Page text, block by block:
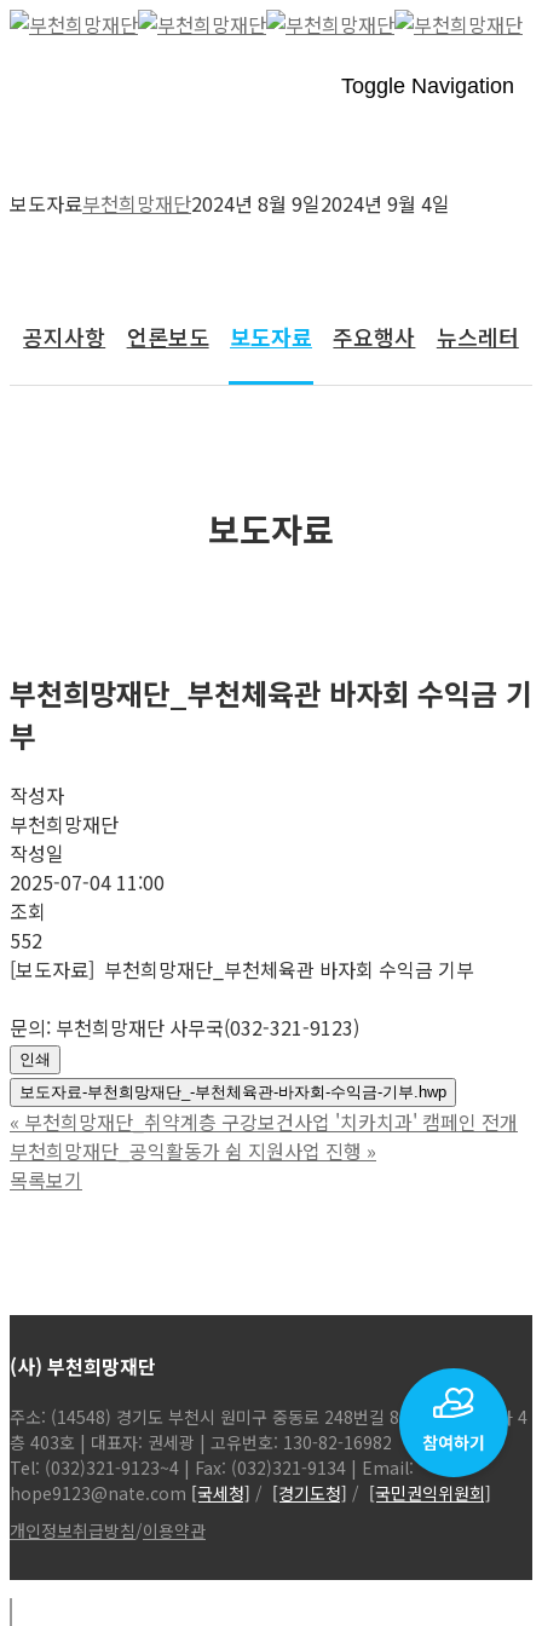
Toggle Navigation
보도자료부천희망재단2024년 8월 9일2024년 9월 4일
공지사항 언론보도 보도자료 주요행사 뉴스레터
보도자료
부천희망재단_부천체육관 바자회 수익금 기
부
작성자
부천희망재단
작성일
2025-07-04 11:00
조회
552
[보도자료] 부천희망재단_부천체육관 바자회 수익금 기부
문의: 부천희망재단 사무국(032-321-9123)
인쇄
보도자료-부천희망재단_-부천체육관-바자회-수익금-기부.hwp
« 부천희망재단_취약계층 구강보건사업 '치카치과' 캠페인 전개
부천희망재단_공익활동가 쉼 지원사업 진행 »
목록보기
(사) 부천희망재단
주소: (14548) 경기도 부천시 원미구 중동로 248번길 86, 현해탑프라자 4
층 403호 | 대표자: 권세광 | 고유번호: 130-82-16982
Tel: (032)321-9123~4 | Fax: (032)321-9134 | Email:
hope9123@nate.com [국세청] / [경기도청] / [국민권익위원회]
개인정보취급방침/이용약관